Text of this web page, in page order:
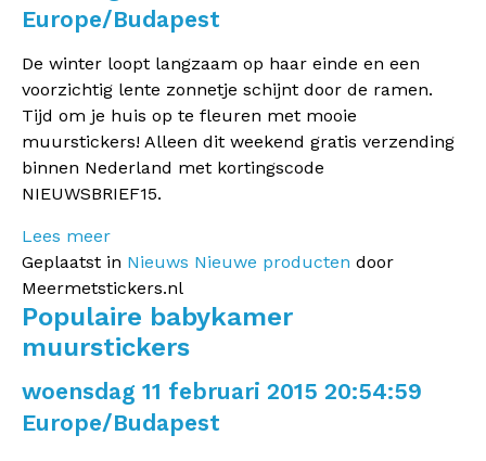
Europe/Budapest
De winter loopt langzaam op haar einde en een
voorzichtig lente zonnetje schijnt door de ramen.
Tijd om je huis op te fleuren met mooie
muurstickers! Alleen dit weekend gratis verzending
binnen Nederland met kortingscode
NIEUWSBRIEF15.
Lees meer
Geplaatst in Nieuws Nieuwe producten door
Meermetstickers.nl
Populaire babykamer
muurstickers
woensdag 11 februari 2015 20:54:59
Europe/Budapest